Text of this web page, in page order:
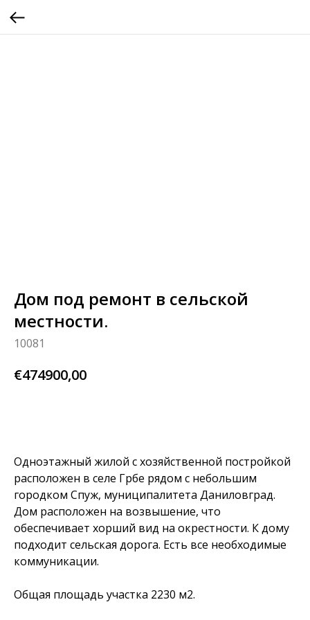
Дом под ремонт в сельской
местности.
10081
€474900,00
Одноэтажный жилой с хозяйственной постройкой
расположен в селе Грбе рядом с небольшим
городком Спуж, муниципалитета Даниловград.
Дом расположен на возвышение, что
обеспечивает хорший вид на окрестности. К дому
подходит сельская дорога. Есть все необходимые
коммуникации.
Общая площадь участка 2230 м2.